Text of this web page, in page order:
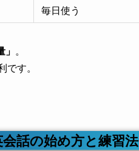
毎日使う
。
す。
話の始め方と練習法